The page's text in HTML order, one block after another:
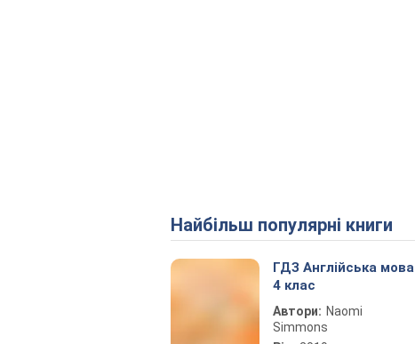
Найбільш популярні книги
ГДЗ Англійська мова
4 клас
Автори: Naomi
Simmons